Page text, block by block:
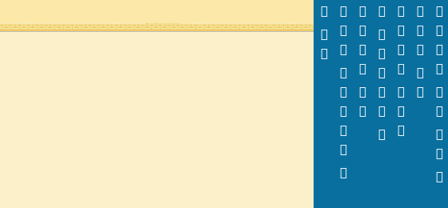


































































